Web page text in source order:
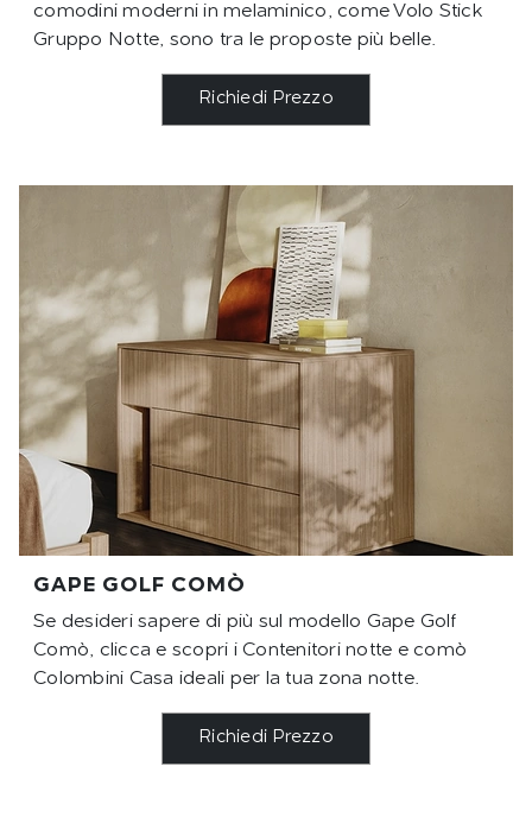
comodini moderni in melaminico, come Volo Stick
Gruppo Notte, sono tra le proposte più belle.
Richiedi Prezzo
GAPE GOLF COMÒ
Se desideri sapere di più sul modello Gape Golf
Comò, clicca e scopri i Contenitori notte e comò
Colombini Casa ideali per la tua zona notte.
Richiedi Prezzo